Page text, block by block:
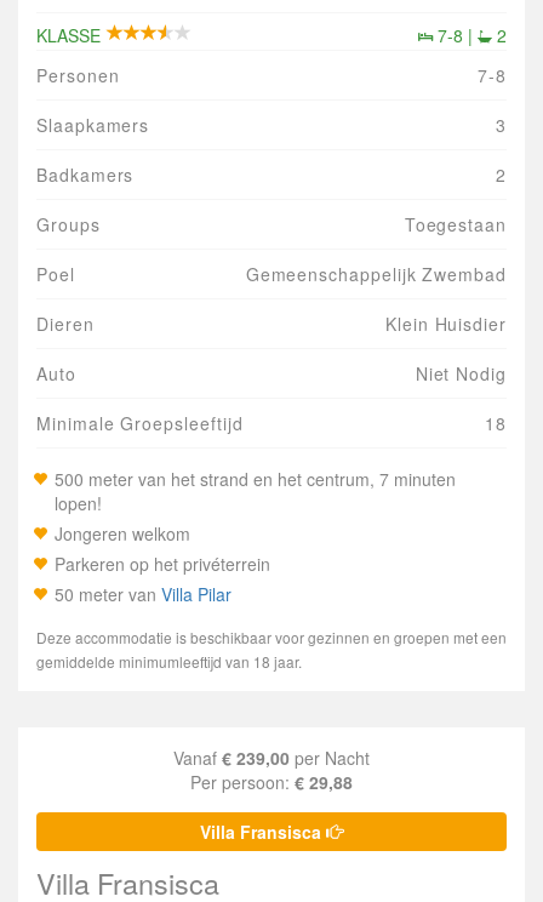
KLASSE 7-8 |
2
Personen
7-8
Slaapkamers 3
Badkamers 2
Groups Toegestaan
Poel Gemeenschappelijk Zwembad
Dieren Klein Huisdier
Auto Niet Nodig
Minimale Groepsleeftijd 18
500 meter van het strand en het centrum, 7 minuten
lopen!
Jongeren welkom
Parkeren op het privéterrein
50 meter van Villa Pilar
Deze accommodatie is beschikbaar voor gezinnen en groepen met een
gemiddelde minimumleeftijd van 18 jaar.
Vanaf € 239,00 per Nacht
Per persoon: € 29,88
Villa Fransisca
Villa Fransisca